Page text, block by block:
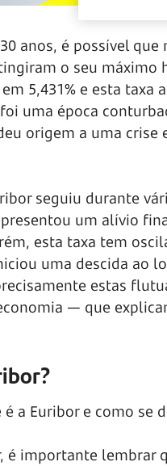
anos, é possível
o seu máximo
5,431% e esta taxa
uma época
origem a uma crise
seguiu durante
um alívio
esta taxa tem
uma descida ao
estas
— que
é a Euribor e como se
é importante lembrar